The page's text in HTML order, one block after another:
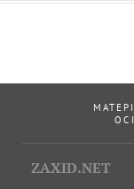
ZAXID.NET